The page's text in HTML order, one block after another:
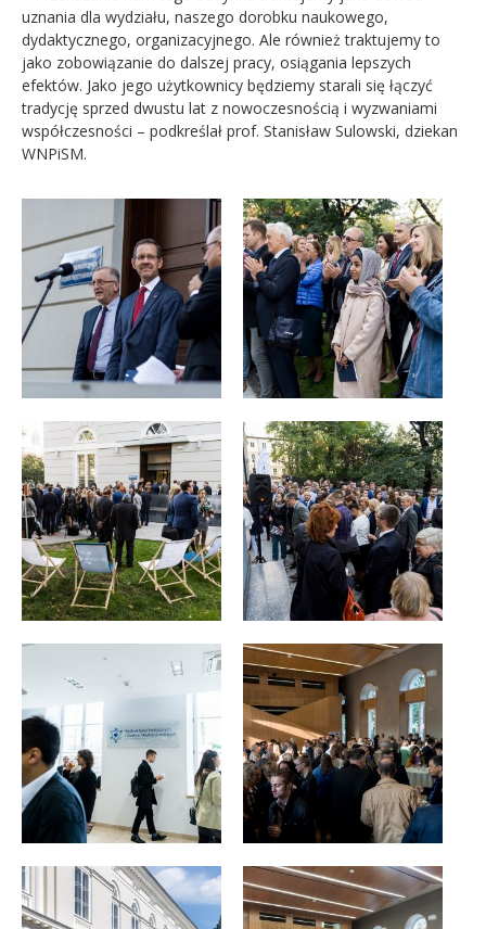
uznania dla wydziału, naszego dorobku naukowego,
dydaktycznego, organizacyjnego. Ale również traktujemy to
jako zobowiązanie do dalszej pracy, osiągania lepszych
efektów. Jako jego użytkownicy będziemy starali się łączyć
tradycję sprzed dwustu lat z nowoczesnością i wyzwaniami
współczesności – podkreślał prof. Stanisław Sulowski, dziekan
WNPiSM.